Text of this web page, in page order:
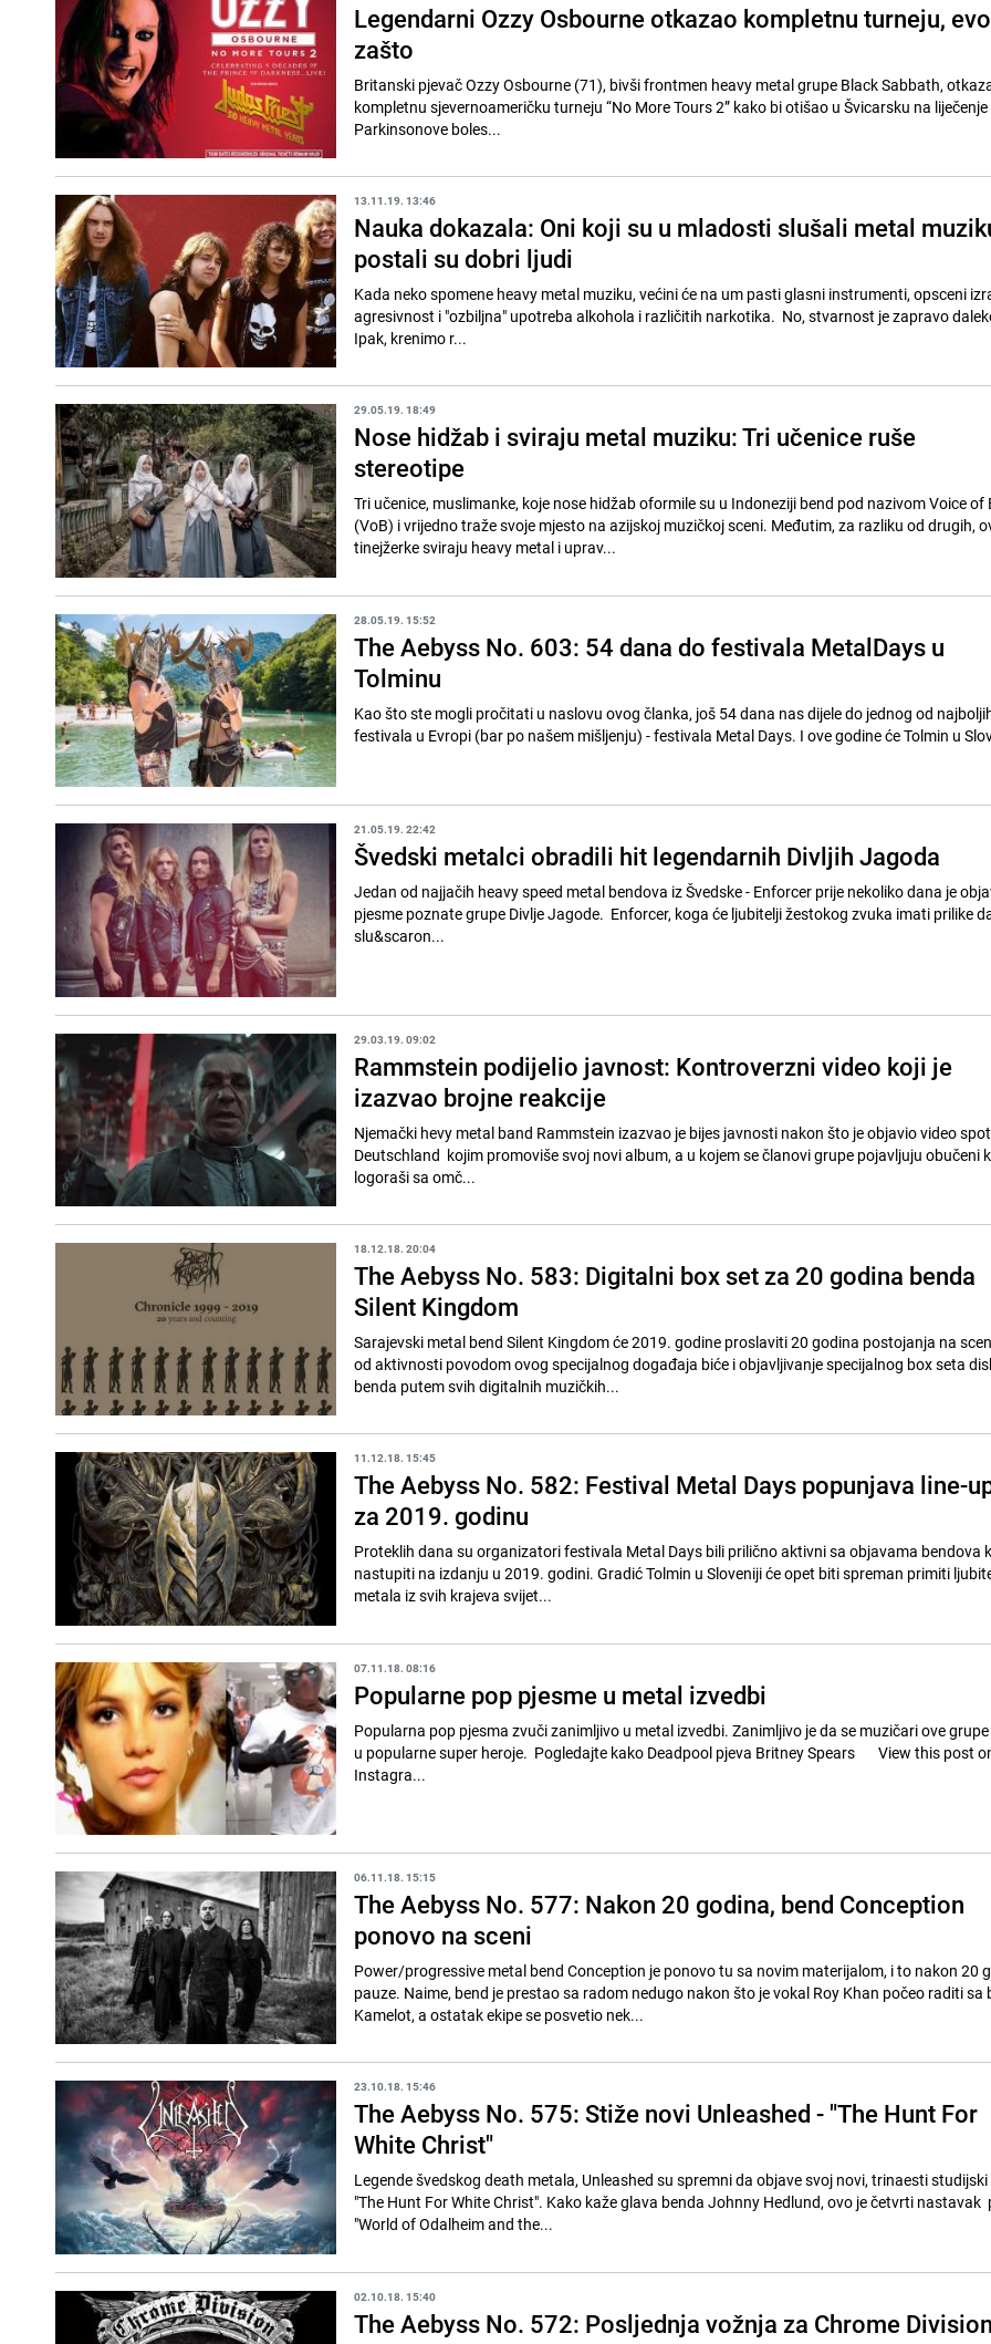
Legendarni Ozzy Osbourne otkazao kompletnu turneju,
zašto
Britanski pjevač Ozzy Osbourne (71), bivši frontmen heavy metal grupe Black Sabbath,
kompletnu sjevernoameričku turneju “No More Tours 2” kako bi otišao u Švicarsku na liječenje
Parkinsonove boles...
13.11.19. 13:46
Nauka dokazala: Oni koji su u mladosti slušali metal
postali su dobri ljudi
Kada neko spomene heavy metal muziku, većini će na um pasti glasni instrumenti, opsceni
agresivnost i "ozbiljna" upotreba alkohola i različitih narkotika. No, stvarnost je zapravo daleko
Ipak, krenimo r...
29.05.19. 18:49
Nose hidžab i sviraju metal muziku: Tri učenice ruše
stereotipe
Tri učenice, muslimanke, koje nose hidžab oformile su u Indoneziji bend pod nazivom Voice of
(VoB) i vrijedno traže svoje mjesto na azijskoj muzičkoj sceni. Međutim, za razliku od drugih,
tinejžerke sviraju heavy metal i uprav...
28.05.19. 15:52
The Aebyss No. 603: 54 dana do festivala MetalDays u
Tolminu
Kao što ste mogli pročitati u naslovu ovog članka, još 54 dana nas dijele do jednog od
festivala u Evropi (bar po našem mišljenju) - festivala Metal Days. I ove godine će Tolmin u
21.05.19. 22:42
Švedski metalci obradili hit legendarnih Divljih Jagoda
Jedan od najjačih heavy speed metal bendova iz Švedske - Enforcer prije nekoliko dana je
pjesme poznate grupe Divlje Jagode. Enforcer, koga će ljubitelji žestokog zvuka imati prilike
slu&scaron...
29.03.19. 09:02
Rammstein podijelio javnost: Kontroverzni video koji je
izazvao brojne reakcije
Njemački hevy metal band Rammstein izazvao je bijes javnosti nakon što je objavio video
Deutschland kojim promoviše svoj novi album, a u kojem se članovi grupe pojavljuju obučeni
logoraši sa omč...
18.12.18. 20:04
The Aebyss No. 583: Digitalni box set za 20 godina benda
Silent Kingdom
Sarajevski metal bend Silent Kingdom će 2019. godine proslaviti 20 godina postojanja na
od aktivnosti povodom ovog specijalnog događaja biće i objavljivanje specijalnog box seta
benda putem svih digitalnih muzičkih...
11.12.18. 15:45
The Aebyss No. 582: Festival Metal Days popunjava line-
za 2019. godinu
Proteklih dana su organizatori festivala Metal Days bili prilično aktivni sa objavama bendova
nastupiti na izdanju u 2019. godini. Gradić Tolmin u Sloveniji će opet biti spreman primiti
metala iz svih krajeva svijet...
07.11.18. 08:16
Popularne pop pjesme u metal izvedbi
Popularna pop pjesma zvuči zanimljivo u metal izvedbi. Zanimljivo je da se muzičari ove
u popularne super heroje. Pogledajte kako Deadpool pjeva Britney Spears View this post on
Instagra...
06.11.18. 15:15
The Aebyss No. 577: Nakon 20 godina, bend Conception
ponovo na sceni
Power/progressive metal bend Conception je ponovo tu sa novim materijalom, i to nakon 20
pauze. Naime, bend je prestao sa radom nedugo nakon što je vokal Roy Khan počeo raditi sa
Kamelot, a ostatak ekipe se posvetio nek...
23.10.18. 15:46
The Aebyss No. 575: Stiže novi Unleashed - "The Hunt For
White Christ"
Legende švedskog death metala, Unleashed su spremni da objave svoj novi, trinaesti
"The Hunt For White Christ". Kako kaže glava benda Johnny Hedlund, ovo je četvrti nastavak
"World of Odalheim and the...
02.10.18. 15:40
The Aebyss No. 572: Posljednja vožnja za Chrome Division